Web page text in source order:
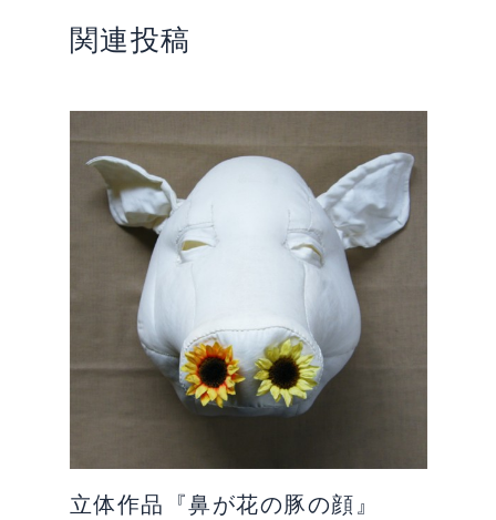
関連投稿
立体作品『鼻が花の豚の顔』